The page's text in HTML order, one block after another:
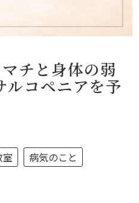
チと身体の弱
ルコペニアを予
室 病気のこと